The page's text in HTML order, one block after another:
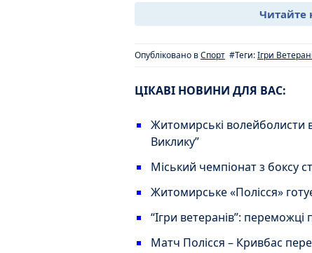
Читайте
Опубліковано вСпорт #Теги:Ігри
ЦІКАВІ НОВИНИ ДЛЯ ВАС:
Житомирські волейболисти
Виклику”
Міський чемпіонат з боксу
Житомирське «Полісся»
“Ігри ветеранів”:
Матч Полісся – Кривбас